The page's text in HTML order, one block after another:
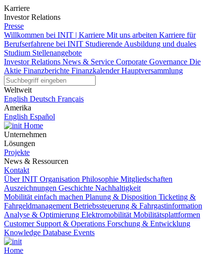
Karriere
Investor Relations
Presse
Willkommen bei INIT | Karriere Mit uns arbeiten Karriere für
Berufserfahrene bei INIT Studierende Ausbildung und duales
Studium Stellenangebote
Investor Relations News & Service Corporate Governance Die
Aktie Finanzberichte FinanzkalenderHauptversammlung
Weltweit
English Deutsch Français
Amerika
English Español
Home
Unternehmen
Lösungen
Projekte
News & Ressourcen
Kontakt
Über INIT Organisation Philosophie Mitgliedschaften
Auszeichnungen Geschichte Nachhaltigkeit
Mobilität einfach machen Planung & Disposition Ticketing &
Fahrgeldmanagement Betriebssteuerung & Fahrgastinformation
Analyse & Optimierung Elektromobilität Mobilitätsplattformen
Customer Support & Operations Forschung & Entwicklung
Knowledge Database Events
Home